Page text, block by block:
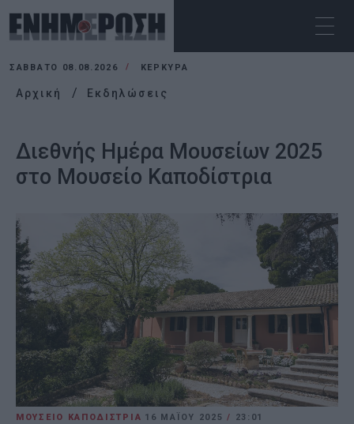
ΣΆΒΒΑΤΟ 08.08.2026 ΚΕΡΚΥΡΑ
Αρχική Εκδηλώσεις
Διεθνής Ημέρα Μουσείων 2025
στο Μουσείο Καποδίστρια
ΜΟΥΣΕΙΟ ΚΑΠΟΔΙΣΤΡΙΑ 16 ΜΑΪ́ΟΥ 2025/
23:01